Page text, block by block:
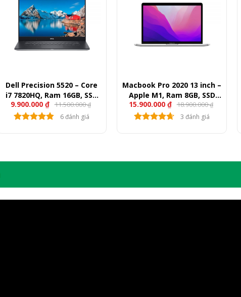
Dell Precision 5520 – Core
i7 7820HQ, Ram 16GB, SSD
512GB, Quadro M1200, 15.6″
FullHD
9.900.000 ₫ 11.500.000₫
6 đánh giá
Macbook Pro 2020 13 inch –
Apple M1, Ram 8GB, SSD
256GB, 13″ Retina
15.900.000 ₫ 18.900.000₫
3 đánh giá